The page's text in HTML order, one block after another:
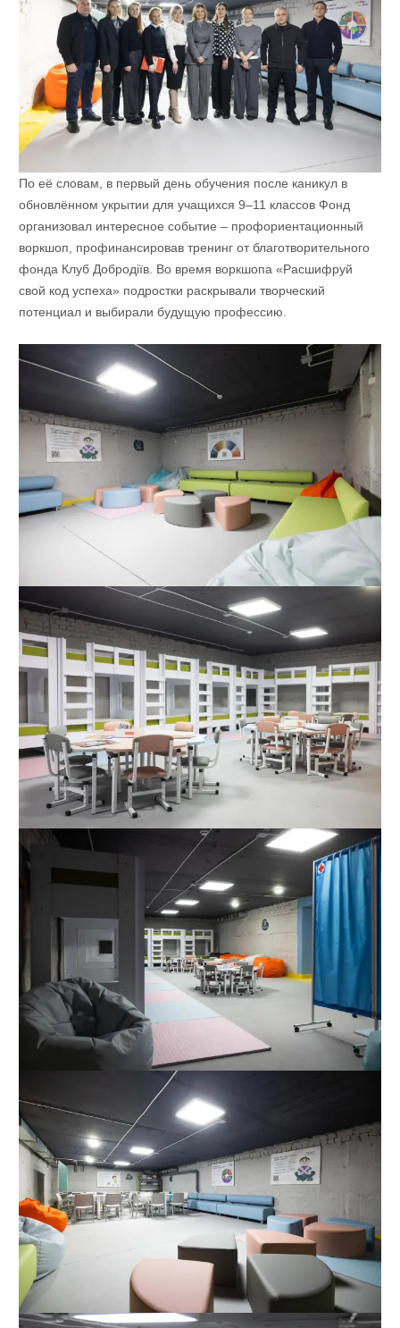
По её словам, в первый день обучения после каникул в
обновлённом укрытии для учащихся 9–11 классов Фонд
организовал интересное событие – профориентационный
воркшоп, профинансировав тренинг от благотворительного
фонда Клуб Добродіїв. Во время воркшопа «Расшифруй
свой код успеха» подростки раскрывали творческий
потенциал и выбирали будущую профессию.